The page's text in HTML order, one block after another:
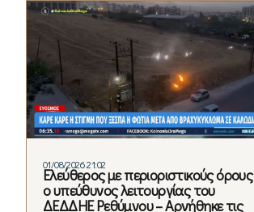
01/08/2026 21:02
Ελεύθερος με περιοριστικούς όρους
ο υπεύθυνος λειτουργίας του
ΔΕΔΔΗΕ Ρεθύμνου – Αρνήθηκε τις